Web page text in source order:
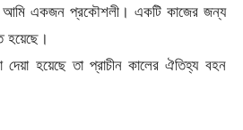
আমি একজন প্রকৌশলী। একটি কাজের জন্য
হয়েছে।
হয়েছে তা প্রাচীন কালের ঐতিহ্য বহন